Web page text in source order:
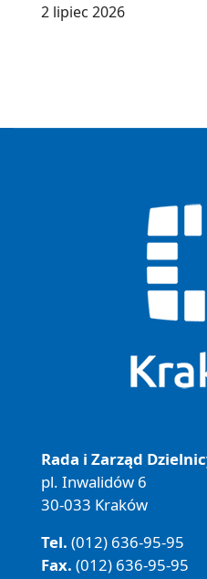
2 lipiec 2026
Rada i Zarząd
pl. Inwalidów 6
30-033 Kraków
Tel. (012) 636-95-95
Fax. (012) 636-95-95